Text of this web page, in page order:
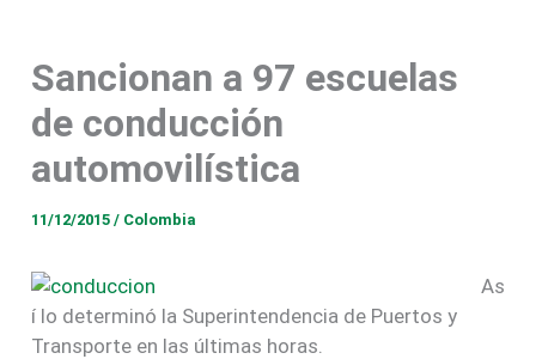
Sancionan a 97 escuelas
de conducción
automovilística
11/12/2015/ Colombia
As
í lo determinó la Superintendencia de Puertos y
Transporte en las últimas horas.